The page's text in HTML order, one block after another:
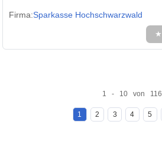
Firma:Sparkasse Hochschwarzwald
★
1 - 10 von 116
1 2 3 4 5